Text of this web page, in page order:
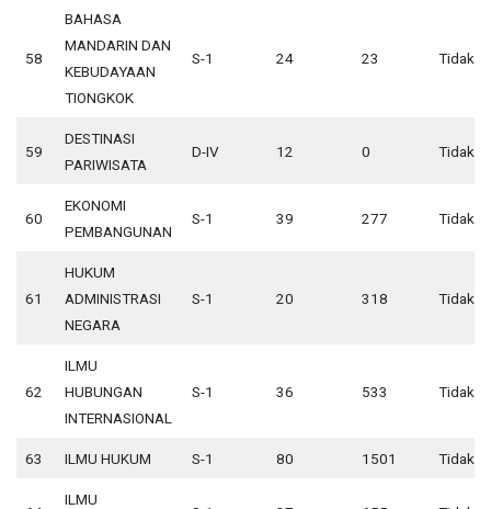
58
BAHASA
MANDARIN DAN
KEBUDAYAAN
TIONGKOK
S-1 24 23 Tidak
59
DESTINASI
PARIWISATA
D-IV 12 0 Tidak
60
EKONOMI
PEMBANGUNAN
S-1 39 277 Tidak
61
HUKUM
ADMINISTRASI
NEGARA
S-1 20 318 Tidak
62
ILMU
HUBUNGAN
INTERNASIONAL
S-1 36 533 Tidak
63 ILMU HUKUM S-1 80 1501 Tidak
ILMU